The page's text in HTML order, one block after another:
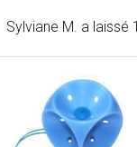
Sylviane M. a laissé